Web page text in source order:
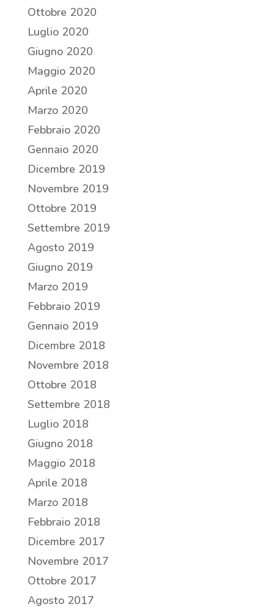
Ottobre 2020
Luglio 2020
Giugno 2020
Maggio 2020
Aprile 2020
Marzo 2020
Febbraio 2020
Gennaio 2020
Dicembre 2019
Novembre 2019
Ottobre 2019
Settembre 2019
Agosto 2019
Giugno 2019
Marzo 2019
Febbraio 2019
Gennaio 2019
Dicembre 2018
Novembre 2018
Ottobre 2018
Settembre 2018
Luglio 2018
Giugno 2018
Maggio 2018
Aprile 2018
Marzo 2018
Febbraio 2018
Dicembre 2017
Novembre 2017
Ottobre 2017
Agosto 2017